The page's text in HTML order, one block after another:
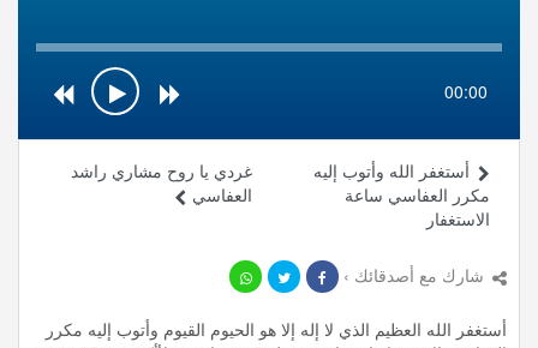
00:00
غردي يا روح مشاري راشد
العفاسي
أستغفر الله وأتوب إليه
مكرر العفاسي ساعة
الاستغفار
شارك مع أصدقائك ›
أستغفر الله العظيم الذي لا إله إلا هو الحيوم القيوم وأتوب إليه مكرر